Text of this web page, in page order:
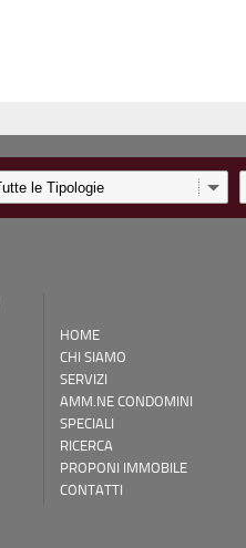
HOME
CHI SIAMO
SERVIZI
AMM.NE CONDOMINI
SPECIALI
RICERCA
PROPONI IMMOBILE
CONTATTI